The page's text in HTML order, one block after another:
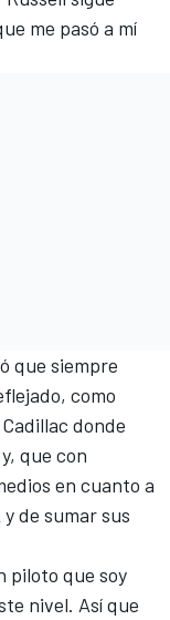
me pasó a mí
que siempre
como
donde
que con
en cuanto a
de sumar sus
piloto que soy
nivel. Así que